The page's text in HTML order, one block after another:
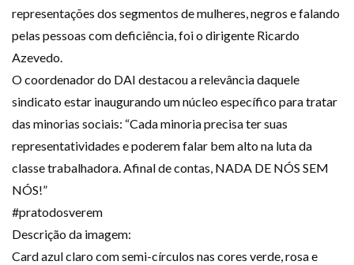
representações dos segmentos de mulheres, negros e falando
pelas pessoas com deficiência, foi o dirigente Ricardo
Azevedo.
O coordenador do DAI destacou a relevância daquele
sindicato estar inaugurando um núcleo específico para tratar
das minorias sociais: “Cada minoria precisa ter suas
representatividades e poderem falar bem alto na luta da
classe trabalhadora. Afinal de contas, NADA DE NÓS SEM
NÓS!”
#pratodosverem
Descrição da imagem:
Card azul claro com semi-círculos nas cores verde, rosa e